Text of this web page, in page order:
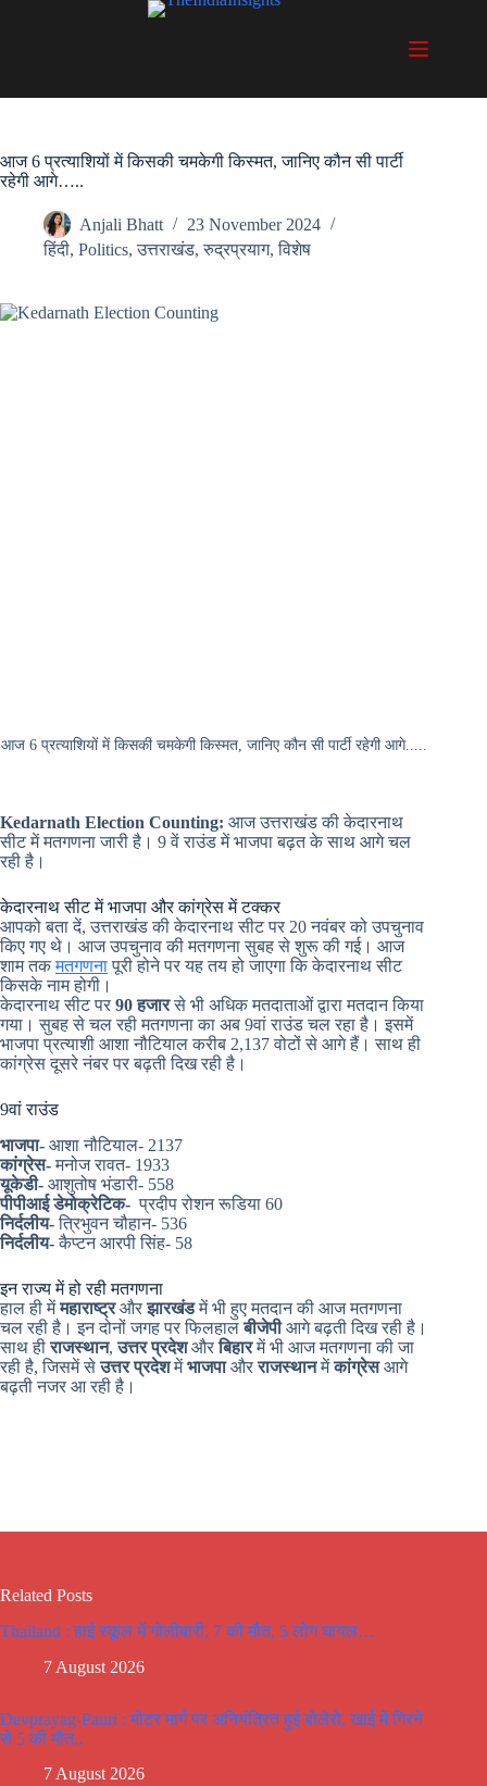
आज 6 प्रत्याशियों में किसकी चमकेगी किस्मत, जानिए कौन सी पार्टी
रहेगी आगे…..
Anjali Bhatt
23 November 2024
हिंदी, Politics,उत्तराखंड,रुद्रप्रयाग,विशेष
आज 6 प्रत्याशियों में किसकी चमकेगी किस्मत, जानिए कौन सी पार्टी रहेगी आगे.....
Kedarnath Election Counting: आज उत्तराखंड की केदारनाथ
सीट में मतगणना जारी है। 9 वें राउंड में भाजपा बढ़त के साथ आगे चल
रही है।
केदारनाथ सीट में भाजपा और कांग्रेस में टक्कर
आपको बता दें, उत्तराखंड की केदारनाथ सीट पर 20 नवंबर को उपचुनाव
किए गए थे। आज उपचुनाव की मतगणना सुबह से शुरू की गई। आज
शाम तकमतगणनापूरी होने पर यह तय हो जाएगा कि केदारनाथ सीट
किसके नाम होगी।
केदारनाथ सीट पर 90 हजारसे भी अधिक मतदाताओं द्वारा मतदान किया
गया। सुबह से चल रही मतगणना का अब 9वां राउंड चल रहा है। इसमें
भाजपा प्रत्याशी आशा नौटियाल करीब 2,137 वोटों से आगे हैं। साथ ही
कांग्रेस दूसरे नंबर पर बढ़ती दिख रही है।
9वां राउंड
भाजपा- आशा नौटियाल- 2137
कांग्रेस-मनोज रावत- 1933
यूकेडी- आशुतोष भंडारी- 558
पीपीआई डेमोक्रेटिक- प्रदीप रोशन रूडिया 60
निर्दलीय-त्रिभुवन चौहान- 536
निर्दलीय-कैप्टन आरपी सिंह- 58
इन राज्य में हो रही मतगणना
हाल ही मेंमहाराष्ट्रऔरझारखंडमें भी हुए मतदान की आज मतगणना
चल रही है। इन दोनों जगह पर फिलहालबीजेपीआगे बढ़ती दिख रही है।
साथ हीराजस्थान,उत्तर प्रदेशऔरबिहारमें भी आज मतगणना की जा
रही है, जिसमें सेउत्तर प्रदेशमेंभाजपाऔरराजस्थानमेंकांग्रेसआगे
बढ़ती नजर आ रही है।
Related Posts
Thailand : हाई स्कूल में गोलीबारी, 7 की मौत, 5 लोग घायल…
7 August 2026
Devprayag-Pauri : मोटर मार्ग पर अनियंत्रित हुई बोलेरो, खाई में गिरने
से 5 की मौत..
7 August 2026